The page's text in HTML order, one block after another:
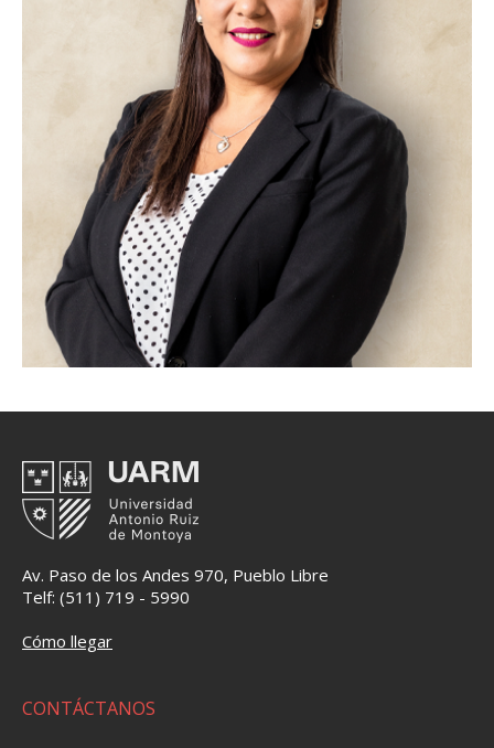
Av. Paso de los Andes 970, Pueblo Libre
Telf: (511) 719 - 5990
Cómo llegar
CONTÁCTANOS